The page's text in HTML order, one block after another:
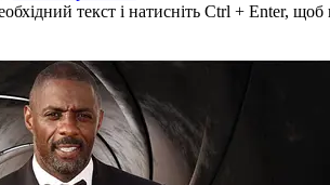
текст і натисніть Ctrl + Enter,